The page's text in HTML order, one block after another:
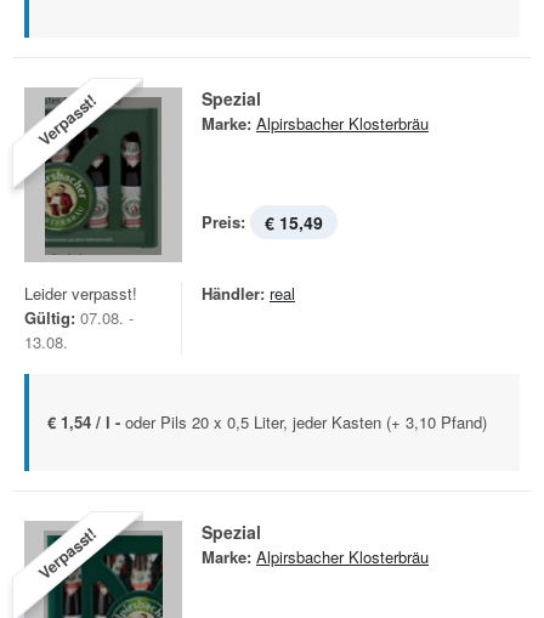
Verpasst! Spezial
Marke: Alpirsbacher Klosterbräu
Preis: € 15,49
Leider verpasst!
Gültig: 07.08. -
13.08.
Händler: real
€ 1,54 / l - oder Pils 20 x 0,5 Liter, jeder Kasten (+ 3,10 Pfand)
Verpasst! Spezial
Marke: Alpirsbacher Klosterbräu